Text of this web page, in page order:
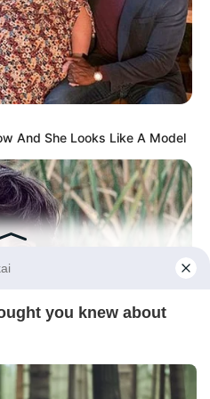
HUBUNGI KAMI IKLAN
And She Looks Like A Model